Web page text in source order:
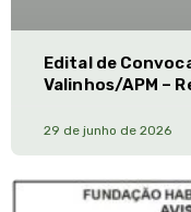
Edital de
Valinhos/APM –
29 de junho de 2026